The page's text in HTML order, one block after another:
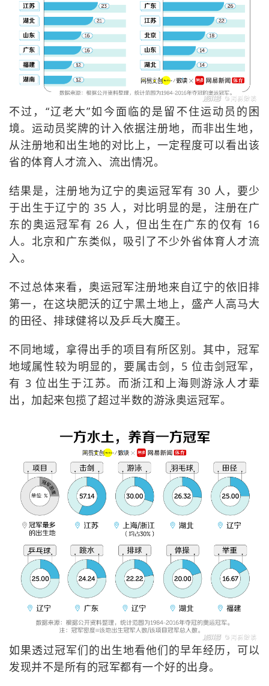
不过，“辽老大”如今面临的是留不住运动员的困
境。运动员奖牌的计入依据注册地，而非出生地，
从注册地和出生地的对比上，一定程度可以看出该
省的体育人才流入、流出情况。
结果是，注册地为辽宁的奥运冠军有 30 人，要少
于出生于辽宁的 35 人，对比明显的是，注册在广
东的奥运冠军有 26 人，但出生在广东的仅有 16
人。北京和广东类似，吸引了不少外省体育人才流
入。
不过总体来看，奥运冠军注册地来自辽宁的依旧排
第一，在这块肥沃的辽宁黑土地上，盛产人高马大
的田径、排球健将以及乒乓大魔王。
不同地域，拿得出手的项目有所区别。其中，冠军
地域属性较为明显的，要属击剑，5 位击剑冠军，
有 3 位出生于江苏。而浙江和上海则游泳人才辈
出，加起来包揽了超过半数的游泳奥运冠军。
如果透过冠军们的出生地看他们的早年经历，可以
发现并不是所有的冠军都有一个好的出身。